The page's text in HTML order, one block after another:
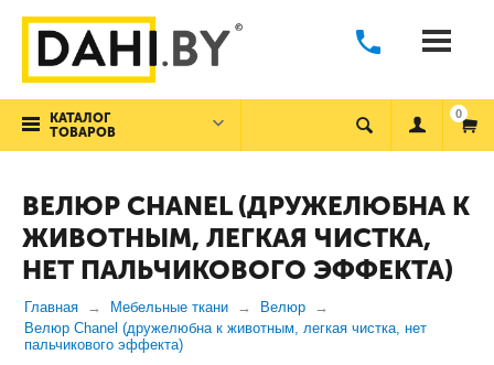
КАТАЛОГ
ТОВАРОВ
0
ВЕЛЮР CHANEL (ДРУЖЕЛЮБНА К
ЖИВОТНЫМ, ЛЕГКАЯ ЧИСТКА,
НЕТ ПАЛЬЧИКОВОГО ЭФФЕКТА)
Главная Мебельные ткани
Велюр
Велюр Chanel (дружелюбна к животным, легкая чистка, нет
пальчикового эффекта)